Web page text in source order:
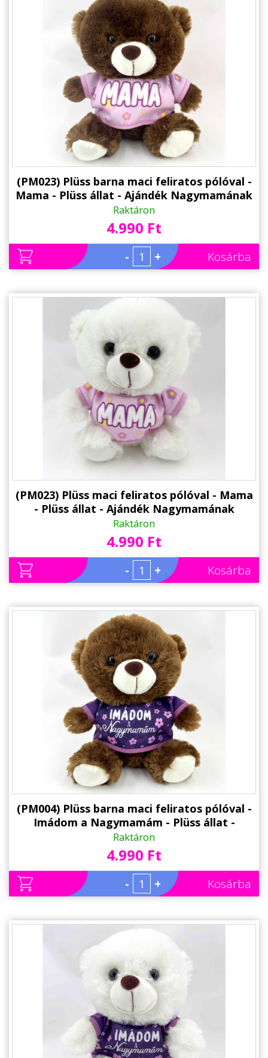
(PM023) Plüss barna maci feliratos pólóval -
Mama - Plüss állat - Ajándék Nagymamának
Raktáron
4.990 Ft
- + Kosárba
(PM023) Plüss maci feliratos pólóval - Mama
- Plüss állat - Ajándék Nagymamának
Raktáron
4.990 Ft
- + Kosárba
(PM004) Plüss barna maci feliratos pólóval -
Imádom a Nagymamám - Plüss állat -
Ajándék Nagymamának
Raktáron
4.990 Ft
- + Kosárba